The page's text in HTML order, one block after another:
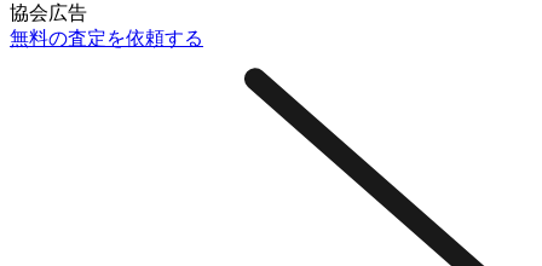
協会広告
無料の査定を依頼する